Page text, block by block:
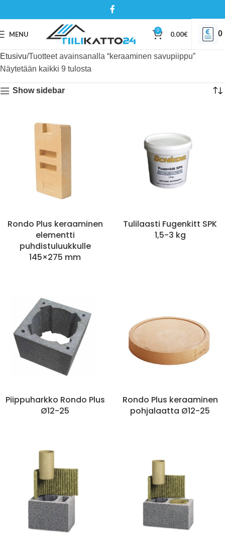
MENU 0 0.00€ 0
Etusivu Tuotteet avainsanalla “keraaminen savupiippu”
Näytetään kaikki 9 tulosta
Show sidebar
Rondo Plus keraaminen
elementti
puhdistuluukkulle
145×275 mm
Tulilaasti Fugenkitt SPK
1,5-3 kg
Piippuharkko Rondo Plus
Ø12-25
Rondo Plus keraaminen
pohjalaatta Ø12-25